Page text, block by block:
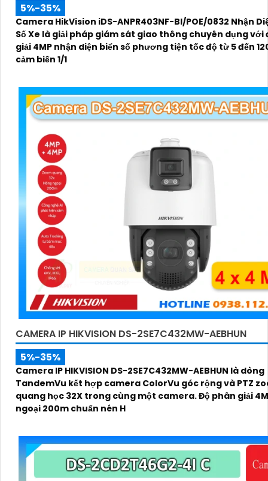
5%-35%
Camera HikVision iDS-ANPR403NF-BI/POE/0832 Nhận
Số Xe là giải pháp giám sát giao thông chuyên dụng với
giải 4MP nhận diện biển số phương tiện tốc độ từ 5 đến
cảm biến 1/1
CAMERA IP HIKVISION DS-2SE7C432MW-AEBHUN
5%-35%
Camera IP HIKVISION DS-2SE7C432MW-AEBHUN là dòng
TandemVu kết hợp camera ColorVu góc rộng và PTZ
quang học 32X trong cùng một camera. Độ phân giải
ngoại 200m chuẩn nén H